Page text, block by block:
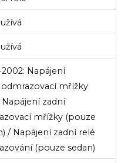
Napájení
odmrazovací mřížky
Napájení zadní
mřížky (pouze
/ Napájení zadní relé
(pouze sedan)